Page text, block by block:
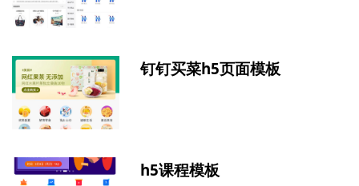
钉钉买菜h5页面模板
h5课程模板